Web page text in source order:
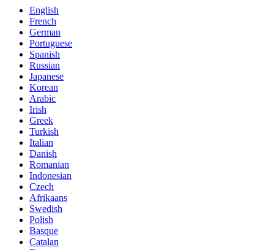
English
French
German
Portuguese
Spanish
Russian
Japanese
Korean
Arabic
Irish
Greek
Turkish
Italian
Danish
Romanian
Indonesian
Czech
Afrikaans
Swedish
Polish
Basque
Catalan